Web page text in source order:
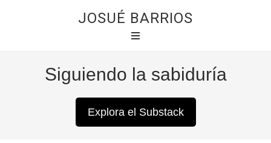
JOSUÉ BARRIOS
Siguiendo la sabiduría
Explora el Substack